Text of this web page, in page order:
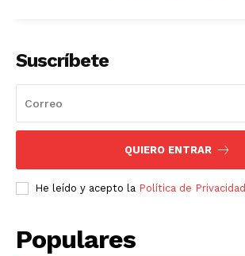
Suscríbete
QUIERO ENTRAR
He leído y acepto la Política de Privacidad
Populares